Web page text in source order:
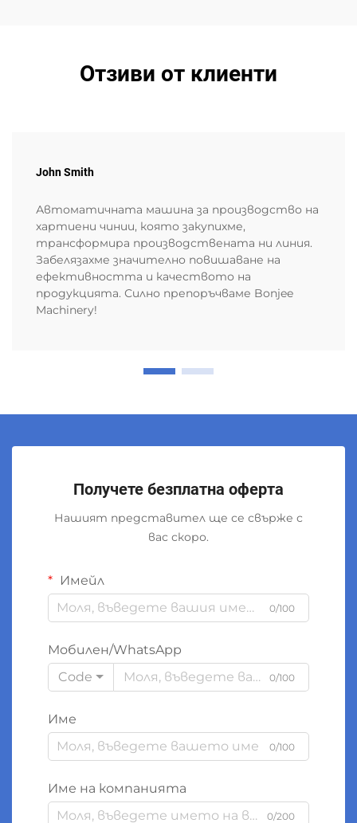
Отзиви от клиенти
John Smith
Автоматичната машина за производство на
хартиени чинии, която закупихме,
трансформира производствената ни линия.
Забелязахме значително повишаване на
ефективността и качеството на
продукцията. Силно препоръчваме Bonjee
Machinery!
Получете безплатна оферта
Нашият представител ще се свърже с
вас скоро.
Имейл
0/100
Мобилен/WhatsApp
Code
0/100
Име
0/100
Име на компанията
0/200